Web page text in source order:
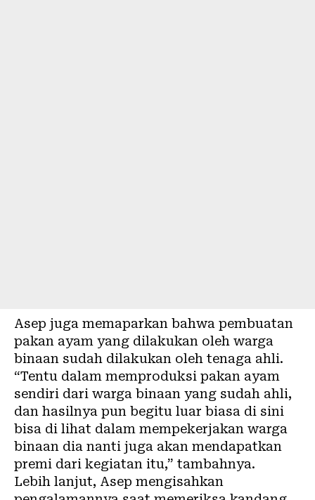
Asep juga memaparkan bahwa pembuatan
pakan ayam yang dilakukan oleh warga
binaan sudah dilakukan oleh tenaga ahli.
“Tentu dalam memproduksi pakan ayam
sendiri dari warga binaan yang sudah ahli,
dan hasilnya pun begitu luar biasa di sini
bisa di lihat dalam mempekerjakan warga
binaan dia nanti juga akan mendapatkan
premi dari kegiatan itu,” tambahnya.
Lebih lanjut, Asep mengisahkan